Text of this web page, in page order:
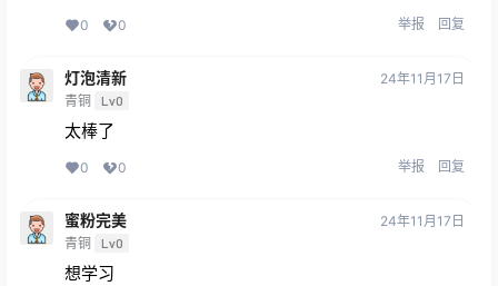
0 0 举报 回复
灯泡清新
青铜 Lv0
24年11月17日
太棒了
0 0 举报 回复
蜜粉完美
青铜 Lv0
24年11月17日
想学习